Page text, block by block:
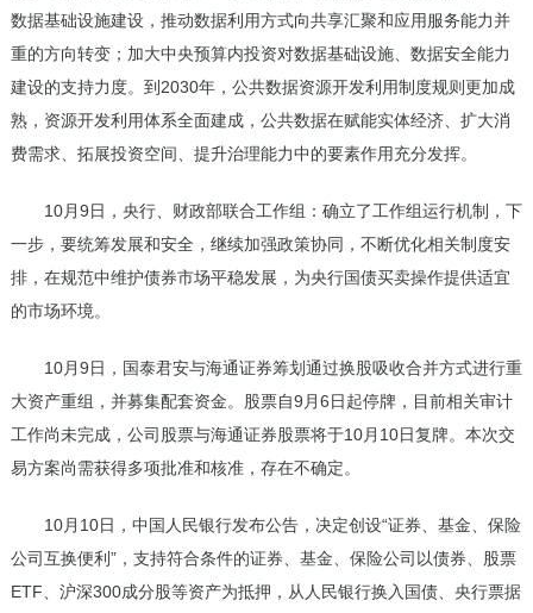
数据基础设施建设，推动数据利用方式向共享汇聚和应用服务能力并
重的方向转变；加大中央预算内投资对数据基础设施、数据安全能力
建设的支持力度。到2030年，公共数据资源开发利用制度规则更加成
熟，资源开发利用体系全面建成，公共数据在赋能实体经济、扩大消
费需求、拓展投资空间、提升治理能力中的要素作用充分发挥。
10月9日，央行、财政部联合工作组：确立了工作组运行机制，下
一步，要统筹发展和安全，继续加强政策协同，不断优化相关制度安
排，在规范中维护债券市场平稳发展，为央行国债买卖操作提供适宜
的市场环境。
10月9日，国泰君安与海通证券筹划通过换股吸收合并方式进行重
大资产重组，并募集配套资金。股票自9月6日起停牌，目前相关审计
工作尚未完成，公司股票与海通证券股票将于10月10日复牌。本次交
易方案尚需获得多项批准和核准，存在不确定。
10月10日，中国人民银行发布公告，决定创设“证券、基金、保险
公司互换便利”，支持符合条件的证券、基金、保险公司以债券、股票
ETF、沪深300成分股等资产为抵押，从人民银行换入国债、央行票据